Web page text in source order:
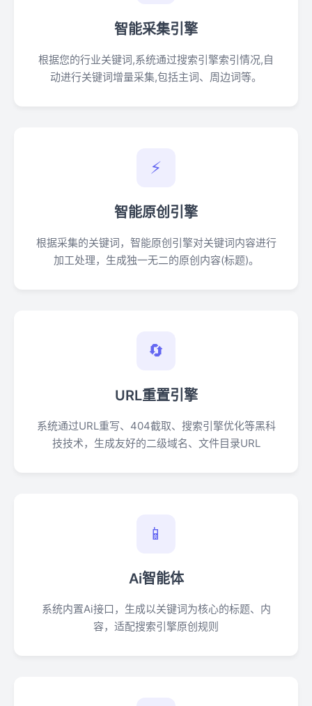
智能采集引擎
根据您的行业关键词,系统通过搜索引擎索引情况,自
动进行关键词增量采集,包括主词、周边词等。
⚡
智能原创引擎
根据采集的关键词，智能原创引擎对关键词内容进行
加工处理，生成独一无二的原创内容(标题)。
🔄
URL重置引擎
系统通过URL重写、404截取、搜索引擎优化等黑科
技技术，生成友好的二级域名、文件目录URL
📱
Ai智能体
系统内置Ai接口，生成以关键词为核心的标题、内
容，适配搜索引擎原创规则